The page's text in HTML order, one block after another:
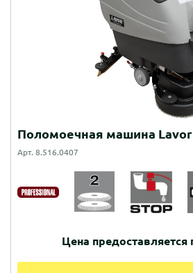
Поломоечная машина Lavor
Арт. 8.516.0407
Цена предоставляется